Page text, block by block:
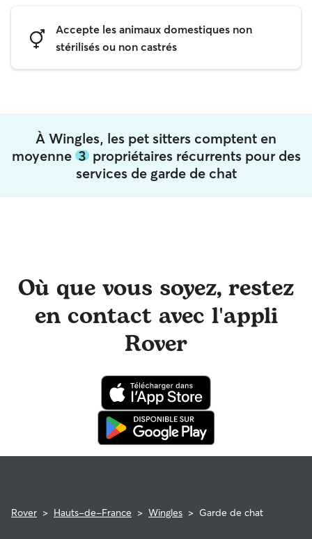
Accepte les animaux domestiques non
stérilisés ou non castrés
À Wingles, les pet sitters comptent en
moyenne 3propriétaires récurrents pour des
services de garde de chat
Où que vous soyez, restez
en contact avec l'appli
Rover
Rover > Hauts-de-France > Wingles > Garde de chat